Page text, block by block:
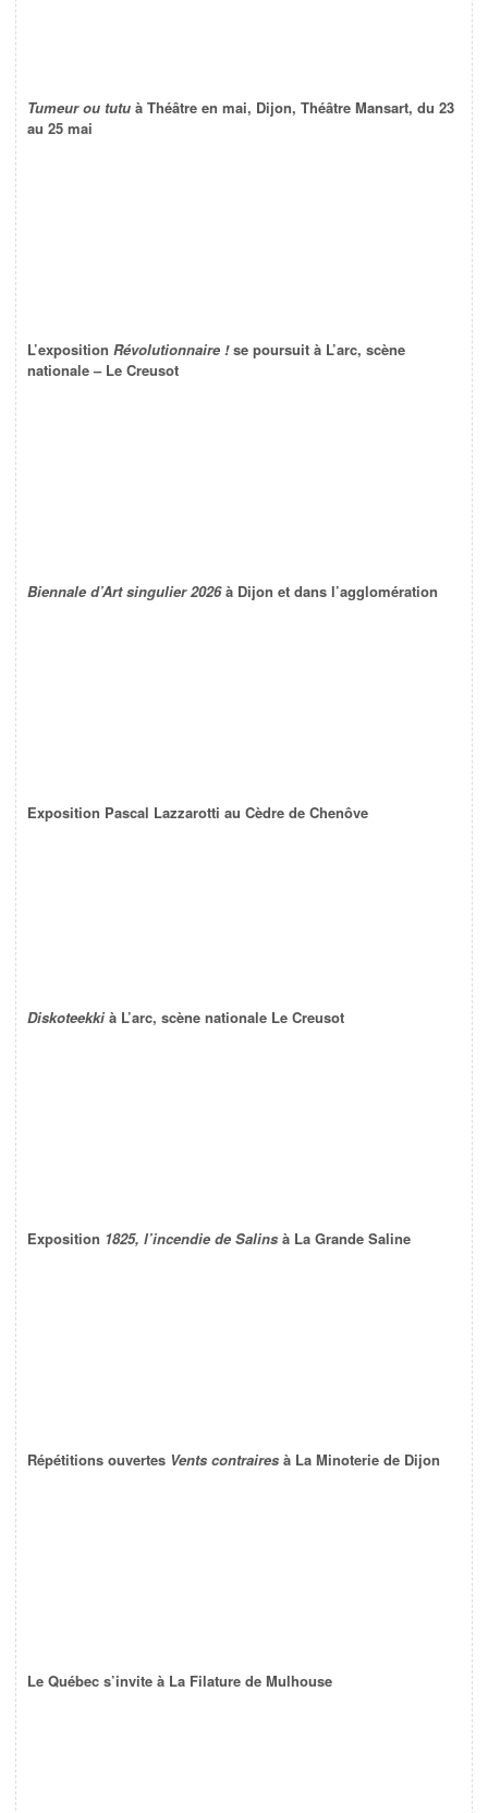
Tumeur ou tutu à Théâtre en mai, Dijon, Théâtre Mansart, du 23
au 25 mai
L’exposition Révolutionnaire !se poursuit à L’arc, scène
nationale – Le Creusot
Biennale d’Art singulier 2026à Dijon et dans l’agglomération
Exposition Pascal Lazzarotti au Cèdre de Chenôve
Diskoteekki à L’arc, scène nationale Le Creusot
Exposition 1825, l’incendie de Salins à La Grande Saline
Répétitions ouvertes Vents contraires à La Minoterie de Dijon
Le Québec s’invite à La Filature de Mulhouse